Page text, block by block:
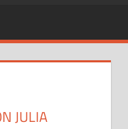
JULIA